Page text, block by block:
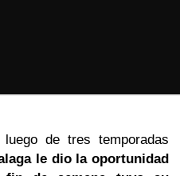
de tres temporadas
le dio la oportunidad